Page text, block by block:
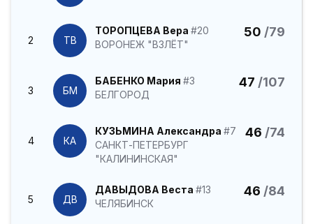
2 ТВ
ТОРОПЦЕВА Вера #20
ВОРОНЕЖ "ВЗЛЁТ"
50 /79
3 БМ
БАБЕНКО Мария #3
БЕЛГОРОД
47 /107
4 КА
КУЗЬМИНА Александра #7
САНКТ-ПЕТЕРБУРГ
"КАЛИНИНСКАЯ"
46 /74
5 ДВ
ДАВЫДОВА Веста #13
ЧЕЛЯБИНСК
46 /84